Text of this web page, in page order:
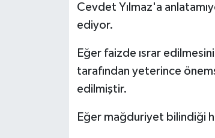
Cevdet Yılmaz'a
ediyor.
Eğer faizde ısrar
tarafından yeterince
edilmiştir.
Eğer mağduriyet bilindiği